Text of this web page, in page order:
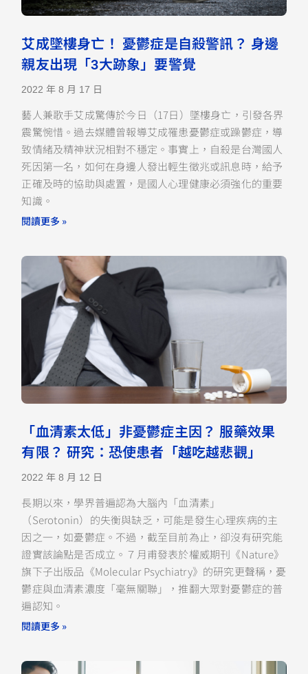
艾成墜樓身亡！ 憂鬱症是自殺警訊？ 身邊
親友出現「3大跡象」要警覺
2022 年 8 月 17 日
藝人兼歌手艾成驚傳於今日（17日）墜樓身亡，引發各界
震驚惋惜。過去媒體曾報導艾成罹患憂鬱症或躁鬱症，導
致情緒及精神狀況相對不穩定。事實上，自殺是台灣國人
死因第一名，如何在身邊人發出輕生徵兆或訊息時，給予
正確及時的協助與處置，是國人心理健康必須強化的重要
知識。
閱讀更多 »
「血清素太低」非憂鬱症主因？ 服藥效果
有限？ 研究：恐使患者「越吃越悲觀」
2022 年 8 月 12 日
長期以來，學界普遍認為大腦內「血清素」
（Serotonin）的失衡與缺乏，可能是發生心理疾病的主
因之一，如憂鬱症。不過，截至目前為止，卻沒有研究能
證實該論點是否成立。７月甫發表於權威期刊《Nature》
旗下子出版品《Molecular Psychiatry》的研究更聲稱，憂
鬱症與血清素濃度「毫無關聯」，推翻大眾對憂鬱症的普
遍認知。
閱讀更多 »